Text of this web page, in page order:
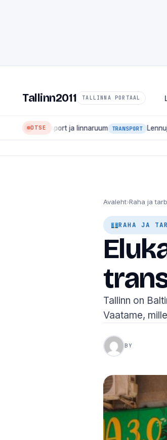
Tallinn2011 TALLINNA PORTAAL
OTSE
ja linnaruum TRANSPORT Lennujaama tramm on
Avaleht›Raha ja
RAHA JA
Tallinn on
Vaatame,
BY